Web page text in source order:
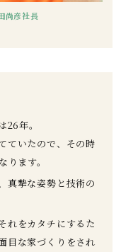
尚彦社長
年。
ていたので、その時
ます。
真摯な姿勢と技術の
れをカタチにするた
目な家づくりをされ